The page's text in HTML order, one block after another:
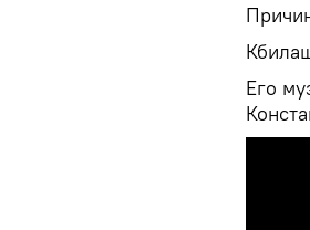
Его